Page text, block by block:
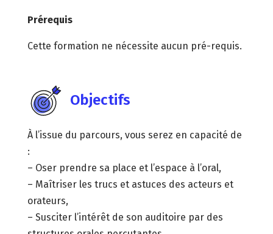
Prérequis
Cette formation ne nécessite aucun pré-requis.
Objectifs
À l’issue du parcours, vous serez en capacité de
:
– Oser prendre sa place et l’espace à l’oral,
– Maîtriser les trucs et astuces des acteurs et
orateurs,
– Susciter l’intérêt de son auditoire par des